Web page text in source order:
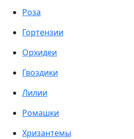
Роза
Гортензии
Орхидеи
Гвоздики
Лилии
Ромашки
Хризантемы